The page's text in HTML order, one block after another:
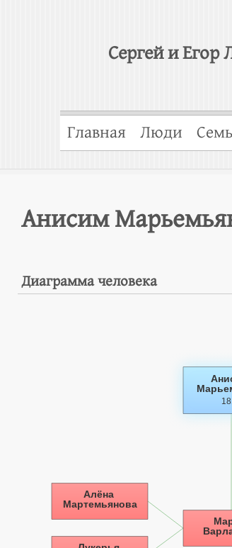
Сергей и Егор
Главная Люди
Анисим
Диаграмма человека